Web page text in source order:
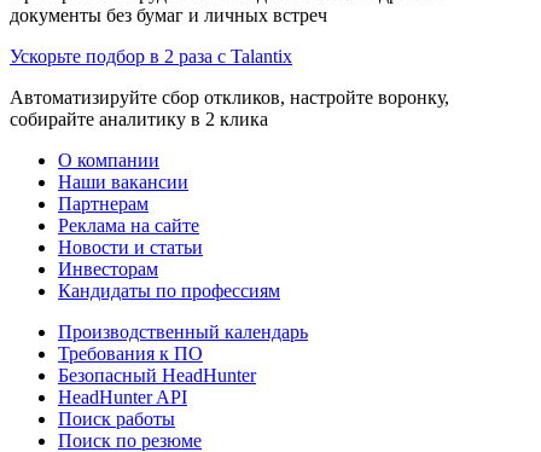
документы без бумаг и личных встреч
Ускорьте подбор в 2 раза с Talantix
Автоматизируйте сбор откликов, настройте воронку,
собирайте аналитику в 2 клика
О компании
Наши вакансии
Партнерам
Реклама на сайте
Новости и статьи
Инвесторам
Кандидаты по профессиям
Производственный календарь
Требования к ПО
Безопасный HeadHunter
HeadHunter API
Поиск работы
Поиск по резюме